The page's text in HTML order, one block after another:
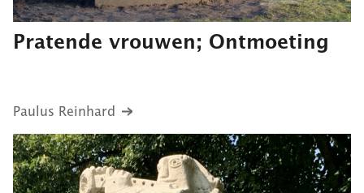
Pratende vrouwen; Ontmoeting
Paulus Reinhard